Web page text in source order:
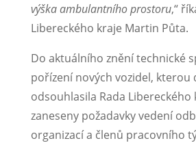
výška ambulantního prostoru,“
Libereckého kraje Martin Půta.
Do aktuálního znění technické
pořízení nových vozidel, kterou
odsouhlasila Rada Libereckého
zaneseny požadavky vedení
organizací a členů pracovního